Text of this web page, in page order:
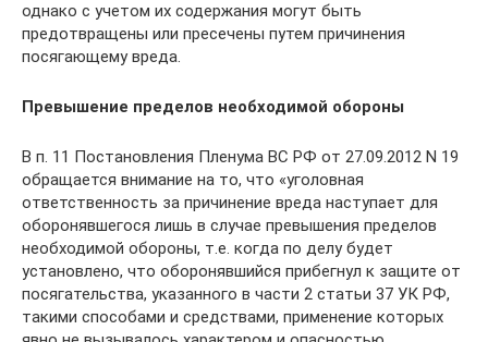
однако с учетом их содержания могут быть
предотвращены или пресечены путем причинения
посягающему вреда.
Превышение пределов необходимой обороны
В п. 11 Постановления Пленума ВС РФ от 27.09.2012 N 19
обращается внимание на то, что «уголовная
ответственность за причинение вреда наступает для
оборонявшегося лишь в случае превышения пределов
необходимой обороны, т.е. когда по делу будет
установлено, что оборонявшийся прибегнул к защите от
посягательства, указанного в части 2 статьи 37 УК РФ,
такими способами и средствами, применение которых